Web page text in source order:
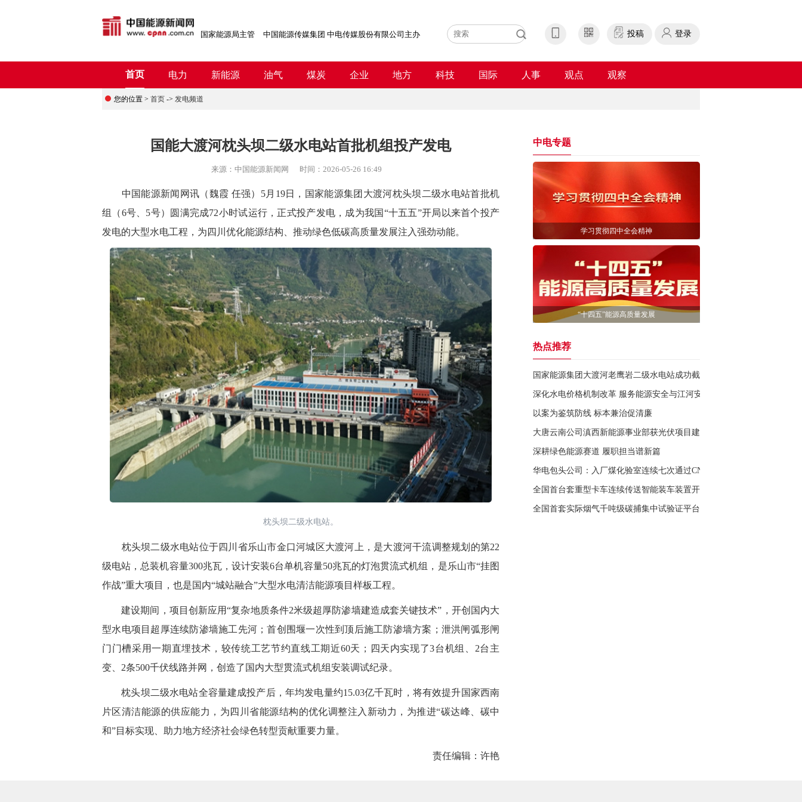
国家能源局主管 中国能源传媒集团 中电传媒股份有限公司主办 投稿 登录
首页 电力 新能源 油气 煤炭 企业 地方 科技 国际 人事 观点 观察
您的位置 > 首页 -> 发电频道
国能大渡河枕头坝二级水电站首批机组投产发电
来源： 中国能源新闻网 时间： 2026-05-26 16:49
中国能源新闻网讯 （魏霞 任强） 5月19日，国家能源集团大渡河枕头坝二级水电站首批机
组（6号、5号）圆满完成72小时试运行，正式投产发电，成为我国“十五五”开局以来首个投产
发电的大型水电工程，为四川优化能源结构、推动绿色低碳高质量发展注入强劲动能。
枕头坝二级水电站。
枕头坝二级水电站位于四川省乐山市金口河城区大渡河上，是大渡河干流调整规划的第22
级电站，总装机容量300兆瓦，设计安装6台单机容量50兆瓦的灯泡贯流式机组，是乐山市“挂图
作战”重大项目，也是国内“城站融合”大型水电清洁能源项目样板工程。
建设期间，项目创新应用“复杂地质条件2米级超厚防渗墙建造成套关键技术”，开创国内大
型水电项目超厚连续防渗墙施工先河；首创围堰一次性到顶后施工防渗墙方案；泄洪闸弧形闸
门门槽采用一期直埋技术，较传统工艺节约直线工期近60天；四天内实现了3台机组、2台主
变、2条500千伏线路并网，创造了国内大型贯流式机组安装调试纪录。
枕头坝二级水电站全容量建成投产后，年均发电量约15.03亿千瓦时，将有效提升国家西南
片区清洁能源的供应能力，为四川省能源结构的优化调整注入新动力，为推进“碳达峰、碳中
和”目标实现、助力地方经济社会绿色转型贡献重要力量。
责任编辑：许艳
中电专题
学习贯彻四中全会精神
“十四五”能源高质量发展
热点推荐
国家能源集团大渡河老鹰岩二级水电站成功截流
深化水电价格机制改革 服务能源安全与江河安澜战略
以案为鉴筑防线 标本兼治促清廉
大唐云南公司滇西新能源事业部获光伏项目建设指标
深耕绿色能源赛道 履职担当谱新篇
华电包头公司：入厂煤化验室连续七次通过CNAS评审
全国首台套重型卡车连续传送智能装车装置开工建设
全国首套实际烟气千吨级碳捕集中试验证平台投运